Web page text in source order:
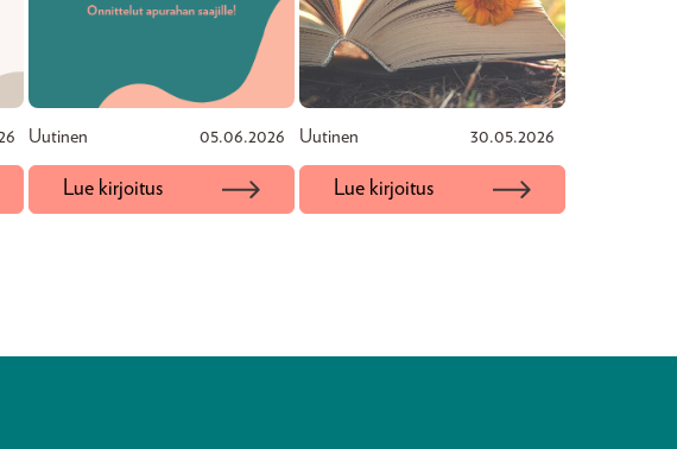
Uutinen 05.06.2026
Lue kirjoitus
Uutinen 30.05.2026
Lue kirjoitus